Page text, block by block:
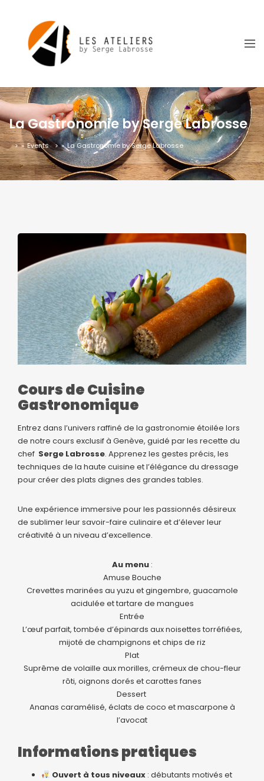
La Gastronomie by Serge Labrosse
» Events » La Gastronomie by Serge Labrosse
Cours de Cuisine
Gastronomique
Entrez dans l’univers raffiné de la gastronomie étoilée lors
de notre cours exclusif à Genève, guidé par les recette du
chef Serge Labrosse. Apprenez les gestes précis, les
techniques de la haute cuisine et l’élégance du dressage
pour créer des plats dignes des grandes tables.
Une expérience immersive pour les passionnés désireux
de sublimer leur savoir-faire culinaire et d’élever leur
créativité à un niveau d’excellence.
Au menu:
Amuse Bouche
Crevettes marinées au yuzu et gingembre, guacamole
acidulée et tartare de mangues
Entrée
L’œuf parfait, tombée d’épinards aux noisettes torréfiées,
mijoté de champignons et chips de riz
Plat
Suprême de volaille aux morilles, crémeux de chou-fleur
rôti, oignons dorés et carottes fanes
Dessert
Ananas caramélisé, éclats de coco et mascarpone à
l’avocat
Informations pratiques
Ouvert à tous niveaux: débutants motivés et